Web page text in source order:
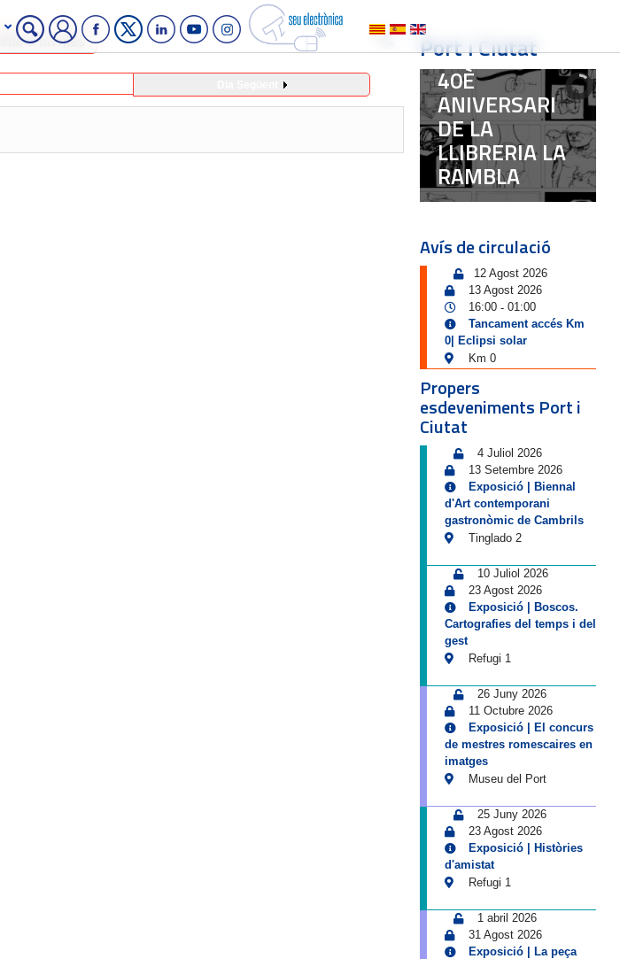
Anar a un mes
Port i Ciutat
40È
ANIVERSARI
DE LA
LLIBRERIA LA
RAMBLA
Avís de circulació
12 Agost 2026
13 Agost 2026
16:00- 01:00
Tancament accés Km
0| Eclipsi solar
Km 0
Propers
esdeveniments Port i
Ciutat
4 Juliol 2026
13 Setembre 2026
Exposició | Biennal
d'Art contemporani
gastronòmic de Cambrils
Tinglado 2
10 Juliol 2026
23 Agost 2026
Exposició | Boscos.
Cartografies del temps i del
gest
Refugi 1
26 Juny 2026
11 Octubre 2026
Exposició | El concurs
de mestres romescaires en
imatges
Museu del Port
25 Juny 2026
23 Agost 2026
Exposició | Històries
d'amistat
Refugi 1
1 abril 2026
31 Agost 2026
Exposició | La peça